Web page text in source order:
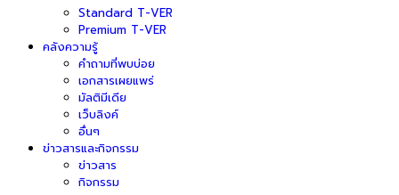
Standard T-VER
Premium T-VER
คลังความรู้
คำถามที่พบบ่อย
เอกสารเผยแพร่
มัลติมีเดีย
เว็บลิงค์
อื่นๆ
ข่าวสารและกิจกรรม
ข่าวสาร
กิจกรรม